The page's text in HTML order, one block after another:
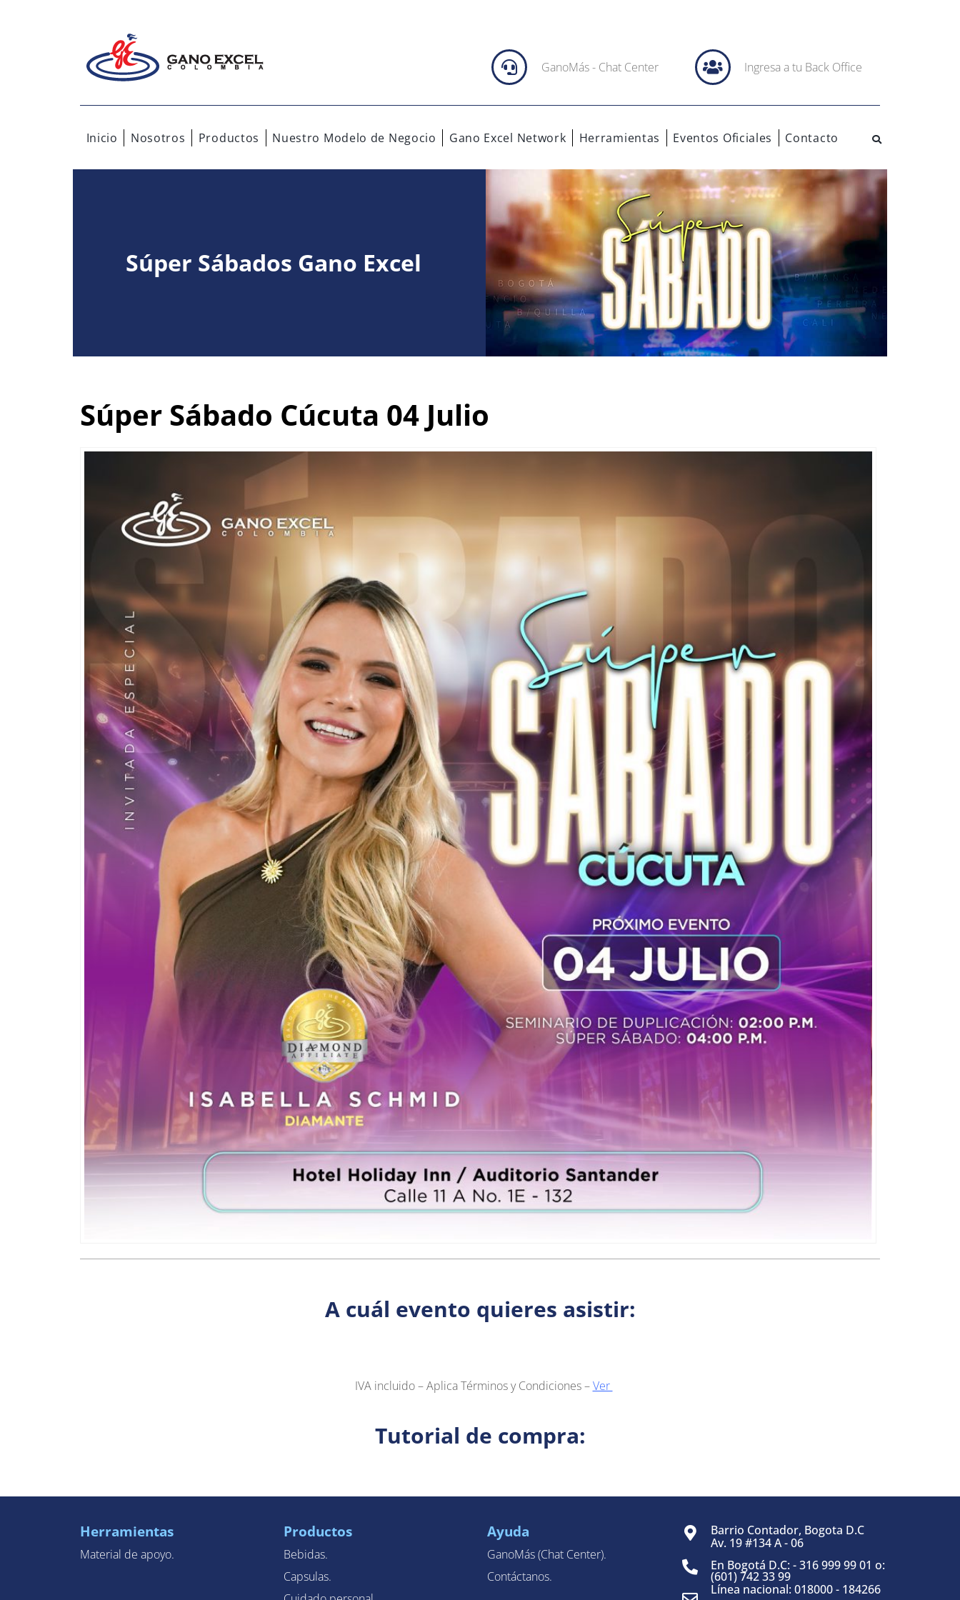
GanoMás - Chat Center Ingresa a tu Back Office
Inicio Nosotros Productos Nuestro Modelo de Negocio Gano Excel Network Herramientas Eventos Oficiales Contacto
Súper Sábados Gano Excel
Súper Sábado Cúcuta 04 Julio
A cuál evento quieres asistir:
IVA incluido – Aplica Términos y Condiciones –Ver
Tutorial de compra:
Herramientas
Material de apoyo.
Productos
Bebidas.
Capsulas.
Ayuda
GanoMás (Chat Center).
Contáctanos.
Barrio Contador, Bogota D.C
Av. 19 #134 A - 06
En Bogotá D.C: - 316 999 99 01 o:
(601) 742 33 99
Línea nacional: 018000 - 184266